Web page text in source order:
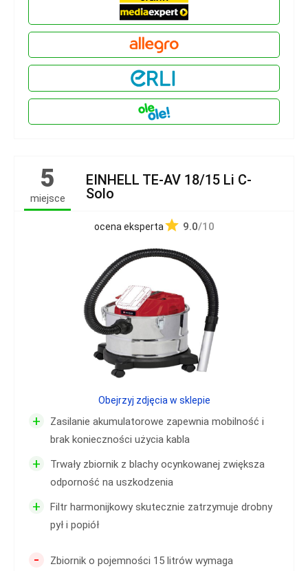
5
miejsce
EINHELL TE-AV 18/15 Li C-
Solo
ocena eksperta 9.0/10
+
Zasilanie akumulatorowe zapewnia mobilność i
brak konieczności użycia kabla
+
Trwały zbiornik z blachy ocynkowanej zwiększa
odporność na uszkodzenia
+
Filtr harmonijkowy skutecznie zatrzymuje drobny
pył i popiół
-
Zbiornik o pojemności 15 litrów wymaga
Obejrzyj zdjęcia w sklepie